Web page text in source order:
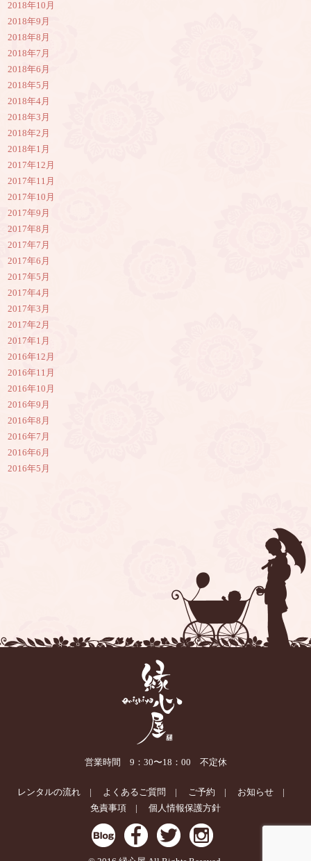
2018年10月
2018年9月
2018年8月
2018年7月
2018年6月
2018年5月
2018年4月
2018年3月
2018年2月
2018年1月
2017年12月
2017年11月
2017年10月
2017年9月
2017年8月
2017年7月
2017年6月
2017年5月
2017年4月
2017年3月
2017年2月
2017年1月
2016年12月
2016年11月
2016年10月
2016年9月
2016年8月
2016年7月
2016年6月
2016年5月
営業時間 9：30〜18：00 不定休
レンタルの流れ よくあるご質問 ご予約
お知らせ
免責事項
個人情報保護方針